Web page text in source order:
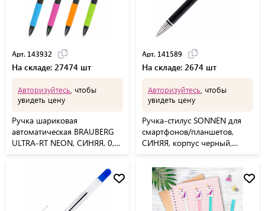
Арт. 143932
На складе: 27474 шт
Авторизуйтесь , чтобы
увидеть цену
Ручка шариковая
автоматическая BRAUBERG
ULTRA-RT NEON, СИНЯЯ, 0,7
Арт. 141589
На складе: 2674 шт
Авторизуйтесь , чтобы
увидеть цену
Ручка-стилус SONNEN для
смартфонов/планшетов,
СИНЯЯ, корпус черный,
письма 1 мм, 141589